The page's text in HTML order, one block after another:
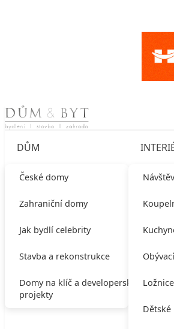
Skip to content
DŮM
České domy
Zahraniční domy
Jak bydlí celebrity
Stavba a rekonstrukce
Domy na klíč a developerské
projekty
Ložnice